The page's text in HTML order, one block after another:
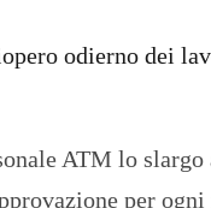
odierno dei
ATM lo
per